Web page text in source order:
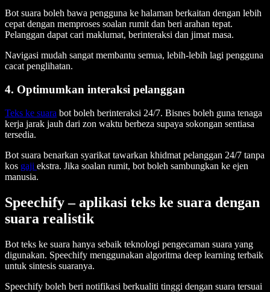
Bot suara boleh bawa pengguna ke halaman berkaitan dengan lebih
cepat dengan memproses soalan rumit dan beri arahan tepat.
Pelanggan dapat cari maklumat, berinteraksi dan jimat masa.
Navigasi mudah sangat membantu semua, lebih-lebih lagi pengguna
cacat penglihatan.
4. Optimumkan interaksi pelanggan
Teks ke suara bot boleh berinteraksi 24/7. Bisnes boleh guna tenaga
kerja jarak jauh dari zon waktu berbeza supaya sokongan sentiasa
tersedia.
Bot suara benarkan syarikat tawarkan khidmat pelanggan 24/7 tanpa
kos gaji ekstra. Jika soalan rumit, bot boleh sambungkan ke ejen
manusia.
Speechify – aplikasi teks ke suara dengan
suara realistik
Bot teks ke suara hanya sebaik teknologi pengecaman suara yang
digunakan. Speechify menggunakan algoritma deep learning terbaik
untuk sintesis suaranya.
Speechify boleh beri notifikasi berkualiti tinggi dengan suara tersuai